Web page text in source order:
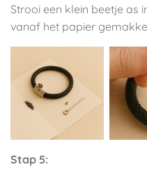
Strooi een klein beetje as
vanaf het papier
Stap 5: